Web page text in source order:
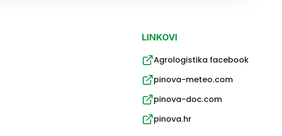
LINKOVI
Agrologistika facebook
pinova-meteo.com
pinova-doc.com
pinova.hr